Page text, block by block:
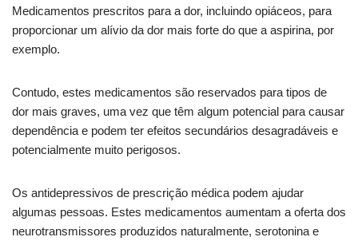
Medicamentos prescritos para a dor, incluindo opiáceos, para
proporcionar um alívio da dor mais forte do que a aspirina, por
exemplo.
Contudo, estes medicamentos são reservados para tipos de
dor mais graves, uma vez que têm algum potencial para causar
dependência e podem ter efeitos secundários desagradáveis e
potencialmente muito perigosos.
Os antidepressivos de prescrição médica podem ajudar
algumas pessoas. Estes medicamentos aumentam a oferta dos
neurotransmissores produzidos naturalmente, serotonina e